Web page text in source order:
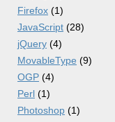
Firefox (1)
JavaScript (28)
jQuery (4)
MovableType (9)
OGP (4)
Perl (1)
Photoshop (1)